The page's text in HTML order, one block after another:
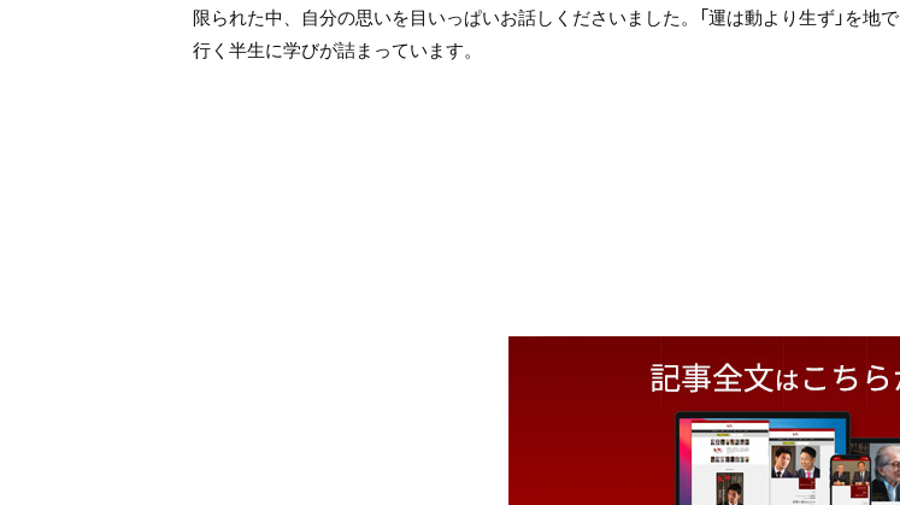
限られた中、自分の思いを目いっぱいお話しくださいました。「運は動より生ず」を地で
行く半生に学びが詰まっています。